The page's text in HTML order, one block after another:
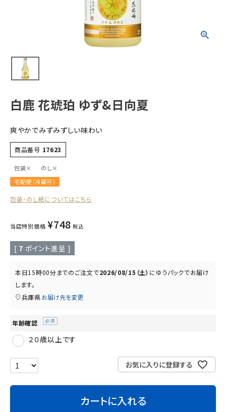
食品
酒器
キーワードから探す
受賞酒
飲み比べ
セット
大容量
読み物
白鹿 花琥珀 ゆず&日向夏
爽やかでみずみずしい味わい
商品番号 17623
包装×
のし×
宅配便（冷蔵可）
包装・のし紙についてはこちら
当店特別価格 ¥748 税込
[ 7 ポイント進呈 ]
本日15時00分までのご注文で2026/08/15（土） に ゆうパックでお届け
します。
兵庫県お届け先を変更
年齢確認
須)
２０歳以上です
お気に入りに登録する
カートに入れる